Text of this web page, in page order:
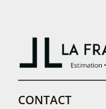
CONTACT